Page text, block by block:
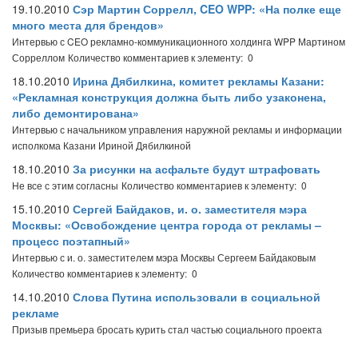
19.10.2010 Сэр Мартин Соррелл, CEO WPP: «На полке еще
много места для брендов»
Интервью с CEO рекламно-коммуникационного холдинга WPP Мартином
Сорреллом Количество комментариев к элементу: 0
18.10.2010 Ирина Дябилкина, комитет рекламы Казани:
«Рекламная конструкция должна быть либо узаконена,
либо демонтирована»
Интервью с начальником управления наружной рекламы и информации
исполкома Казани Ириной Дябилкиной
18.10.2010 За рисунки на асфальте будут штрафовать
Не все с этим согласны Количество комментариев к элементу: 0
15.10.2010 Сергей Байдаков, и. о. заместителя мэра
Москвы: «Освобождение центра города от рекламы –
процесс поэтапный»
Интервью с и. о. заместителем мэра Москвы Сергеем Байдаковым
Количество комментариев к элементу: 0
14.10.2010 Слова Путина использовали в социальной
рекламе
Призыв премьера бросать курить стал частью социального проекта